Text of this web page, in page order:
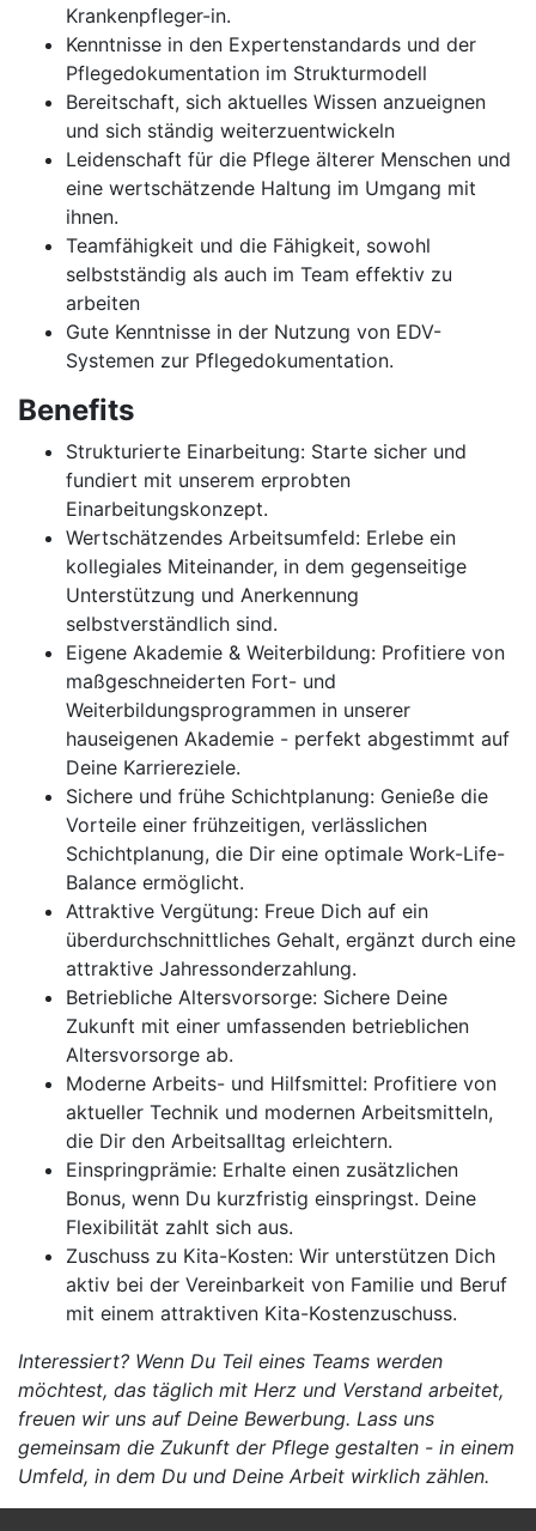
Krankenpfleger-in.
Kenntnisse in den Expertenstandards und der
Pflegedokumentation im Strukturmodell
Bereitschaft, sich aktuelles Wissen anzueignen
und sich ständig weiterzuentwickeln
Leidenschaft für die Pflege älterer Menschen und
eine wertschätzende Haltung im Umgang mit
ihnen.
Teamfähigkeit und die Fähigkeit, sowohl
selbstständig als auch im Team effektiv zu
arbeiten
Gute Kenntnisse in der Nutzung von EDV-
Systemen zur Pflegedokumentation.
Benefits
Strukturierte Einarbeitung: Starte sicher und
fundiert mit unserem erprobten
Einarbeitungskonzept.
Wertschätzendes Arbeitsumfeld: Erlebe ein
kollegiales Miteinander, in dem gegenseitige
Unterstützung und Anerkennung
selbstverständlich sind.
Eigene Akademie & Weiterbildung: Profitiere von
maßgeschneiderten Fort- und
Weiterbildungsprogrammen in unserer
hauseigenen Akademie - perfekt abgestimmt auf
Deine Karriereziele.
Sichere und frühe Schichtplanung: Genieße die
Vorteile einer frühzeitigen, verlässlichen
Schichtplanung, die Dir eine optimale Work-Life-
Balance ermöglicht.
Attraktive Vergütung: Freue Dich auf ein
überdurchschnittliches Gehalt, ergänzt durch eine
attraktive Jahressonderzahlung.
Betriebliche Altersvorsorge: Sichere Deine
Zukunft mit einer umfassenden betrieblichen
Altersvorsorge ab.
Moderne Arbeits- und Hilfsmittel: Profitiere von
aktueller Technik und modernen Arbeitsmitteln,
die Dir den Arbeitsalltag erleichtern.
Einspringprämie: Erhalte einen zusätzlichen
Bonus, wenn Du kurzfristig einspringst. Deine
Flexibilität zahlt sich aus.
Zuschuss zu Kita-Kosten: Wir unterstützen Dich
aktiv bei der Vereinbarkeit von Familie und Beruf
mit einem attraktiven Kita-Kostenzuschuss.
Interessiert? Wenn Du Teil eines Teams werden
möchtest, das täglich mit Herz und Verstand arbeitet,
freuen wir uns auf Deine Bewerbung. Lass uns
gemeinsam die Zukunft der Pflege gestalten - in einem
Umfeld, in dem Du und Deine Arbeit wirklich zählen.